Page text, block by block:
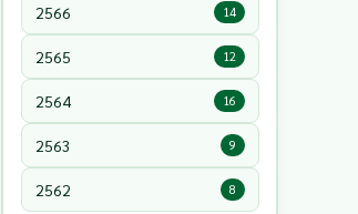
2566 14
2565 12
2564 16
2563 9
2562 8